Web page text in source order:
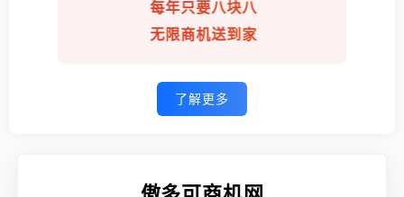
每年只要八块八
无限商机送到家
了解更多